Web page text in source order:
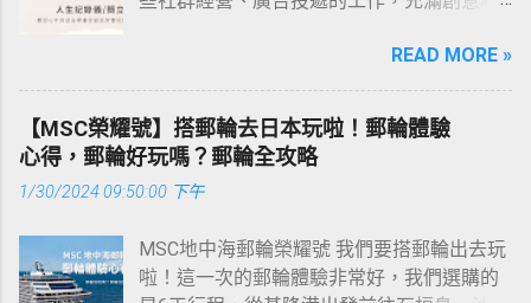
告成效不佳，不代表你不適合做廣告，大多
數新手的問題，不是預算不夠，而是方向沒
對。 受眾設定錯誤： 你可能選了太廣泛的對
象，導致系...
精細質量。 Arbutus 愛彼特 的品牌理念 團隊
的設計和質量去承諾提供可承受的高品質機
械手錶。 ⌚️ Arbutus 愛彼特｜ 官方特約正品
代購 購買附原廠保證書、原廠錶盒、售後保
解目前優惠/現貨價格？ 直接截圖商品或提
供商品編號給我 我來為您查詢與報價😚✨ ⌚️
起也會出現不一樣的價值!一個人與不一樣的
平台也會體現不同的價值。 價值不等同於付
日的點滴努力匯聚而成的。 精彩的人生是在
有限生命中實現無限價值的人生。 青春由磨
礪而出彩，人生因奮鬥而升華！ 當我們遠離
顯露了本來的價值。 沒人會嘲笑竭盡全力的
人。 —— 《家庭教師》 只有不斷找尋機會的
人才會及時把握機會。 笨鳥先飛早入林，笨
能促進腸胃蠕動，有些人甚至說它可以改善
式：一湯匙橄欖油 + 一小杯溫水，或加幾滴
檸檬汁調整口感。 如果你本身胃酸分泌多、
容易胃食道逆流，空腹飲用反而可能造成反
胃、不適。 睡前喝橄欖油：改善飢餓感、可
時喝橄欖油，因為可以穩定血糖波動，避免
半夜肚子餓醒，溫和的脂肪能讓人感到飽
足，心理上也較容易放鬆，搭配含抗氧化成
分（如多酚）的初榨橄欖油，可以降低壓力
有著極大的興趣，因此誕生了人生記錄儀，
記錄日常碎片、也記錄生活中美好的瞬間，
在這個部落格裡會充滿我對生活的熱忱。
Gmail | aa0917945489@gmail.com 初衷 人
生記錄儀不僅僅是記錄自己的生活，希望還
能夠帶來正能量、勵志、有價值的內容✨ 精
雷拉 原廠公司貨正品直出，購買附原廠錶
盒、原廠保證書、保固售後，歡迎私訊詢問
READ MORE »
【MSC榮耀號】搭郵輪去日本玩啦！郵輪體驗
心得，郵輪好玩嗎？郵輪全攻略
1/30/2024 09:50:00 下午
MSC地中海郵輪榮耀號 我們要搭郵輪出去玩
啦！這一次的郵輪體驗非常好，我們選購的